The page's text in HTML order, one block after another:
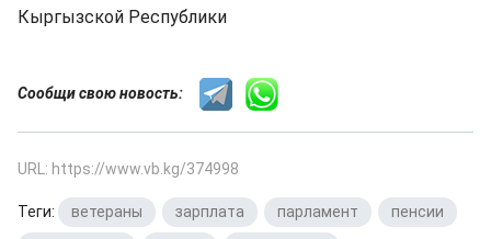
Кыргызской Республики
Сообщи свою новость:
URL: https://www.vb.kg/374998
Теги: ветераны зарплата парламент пенсии